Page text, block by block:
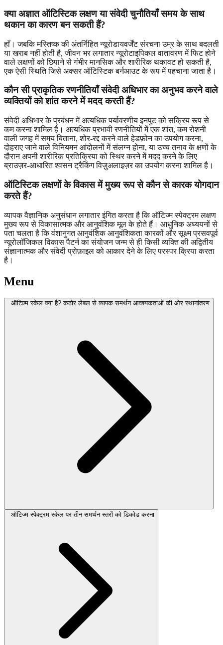
क्या अज्ञात ऑटिस्टिक लक्षण या संवेदी चुनौतियाँ समय के साथ
थकान का कारण बन सकती हैं?
हाँ। जबकि मस्तिष्क की अंतर्निहित न्यूरोडायवर्जेंट संरचना उम्र के साथ बदलती
या खराब नहीं होती है, जीवन भर लगातार न्यूरोटाइपिकल वातावरण में फिट होने
वाले लक्षणों को छिपाने से गंभीर मानसिक और शारीरिक थकावट हो सकती है,
एक ऐसी स्थिति जिसे अक्सर ऑटिस्टिक बर्नआउट के रूप में पहचाना जाता है।
कौन सी प्राकृतिक रणनीतियाँ संवेदी अधिभार का अनुभव करने वाले
व्यक्तियों को शांत करने में मदद करती हैं?
संवेदी अधिभार के प्रबंधन में अत्यधिक पर्यावरणीय इनपुट को सक्रिय रूप से
कम करना शामिल है। अत्यधिक प्रभावी रणनीतियों में एक शांत, कम रोशनी
वाली जगह में समय बिताना, शोर-रद्द करने वाले हेडफ़ोन का उपयोग करना,
दोहराए जाने वाले विनियमन आंदोलनों में संलग्न होना, या उच्च तनाव के क्षणों के
दौरान अपनी शारीरिक प्रतिक्रिया को स्थिर करने में मदद करने के लिए
ब्राउज़र-आधारित श्वसन ट्रैकिंग विज़ुअलाइज़र का उपयोग करना शामिल है।
ऑटिस्टिक लक्षणों के विकास में मुख्य रूप से कौन से कारक योगदान
करते हैं?
व्यापक वैज्ञानिक अनुसंधान लगातार इंगित करता है कि ऑटिज्म स्पेक्ट्रम लक्षण
मुख्य रूप से विकासात्मक और आनुवंशिक मूल के होते हैं। आधुनिक अध्ययनों से
पता चलता है कि वंशानुगत आनुवंशिक आनुवंशिकता कारकों और सूक्ष्म प्रसवपूर्व
न्यूरोलॉजिकल विकास पैटर्न का संयोजन जन्म से ही किसी व्यक्ति की अद्वितीय
संज्ञानात्मक और संवेदी प्रोफ़ाइल को आकार देने के लिए परस्पर क्रिया करता
है।
Menu
ऑटिज़्म स्केल क्या है? कठोर लेबल से व्यापक समर्थन आवश्यकताओं की ओर स्थानांतरण
ऑटिज्म स्पेक्ट्रम स्केल पर तीन समर्थन स्तरों को डिकोड करना